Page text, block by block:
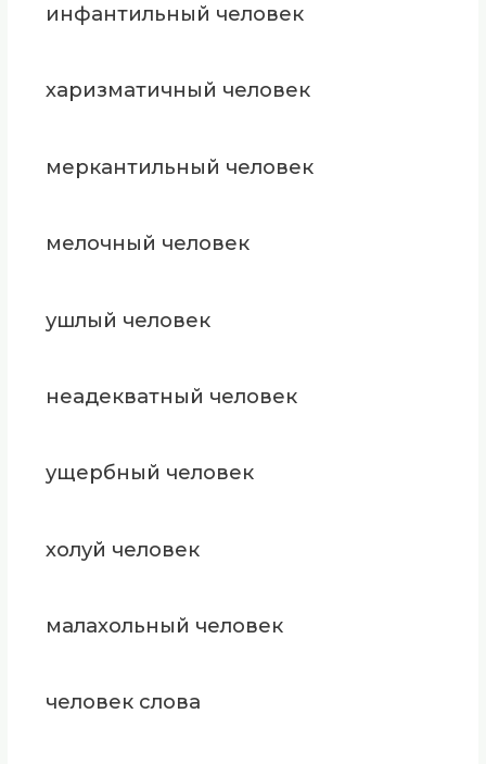
инфантильный человек
харизматичный человек
меркантильный человек
мелочный человек
ушлый человек
неадекватный человек
ущербный человек
холуй человек
малахольный человек
человек слова